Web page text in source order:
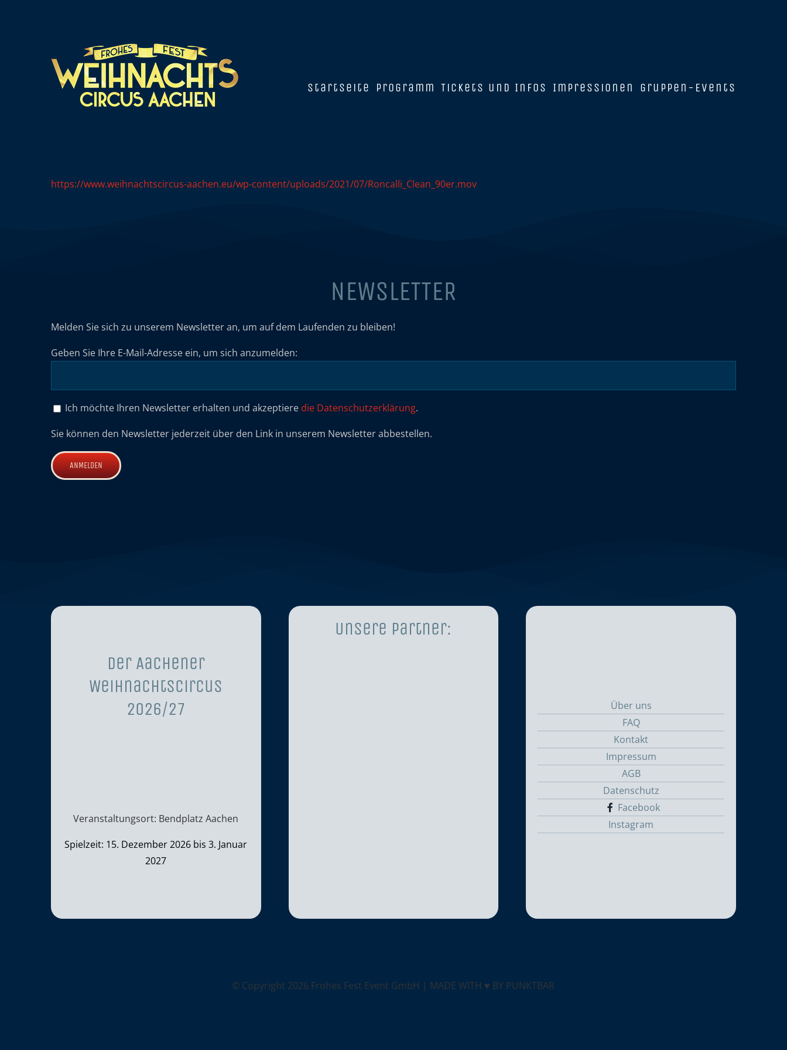
Startseite Programm Tickets und Infos Impressionen Gruppen-Events
https://www.weihnachtscircus-aachen.eu/wp-content/uploads/2021/07/Roncalli_Clean_90er.mov
NEWSLETTER
Melden Sie sich zu unserem Newsletter an, um auf dem Laufenden zu bleiben!
Geben Sie Ihre E-Mail-Adresse ein, um sich anzumelden:
Ich möchte Ihren Newsletter erhalten und akzeptiere die Datenschutzerklärung.
Sie können den Newsletter jederzeit über den Link in unserem Newsletter abbestellen.
Der Aachener
Weihnachtscircus
2026/27
Veranstaltungsort: Bendplatz Aachen
Spielzeit: 15. Dezember 2026 bis 3. Januar
2027
Unsere Partner:
Über uns
FAQ
Kontakt
Impressum
AGB
Datenschutz
Facebook
Instagram
© Copyright 2026 Frohes Fest Event GmbH | MADE WITH ♥ BY PUNKTBAR